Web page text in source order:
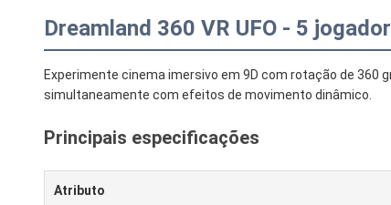
Dreamland 360 VR UFO - 5
Experimente cinema imersivo em 9D com rotação de
simultaneamente com efeitos de movimento dinâmico.
Principais especificações
Atributo